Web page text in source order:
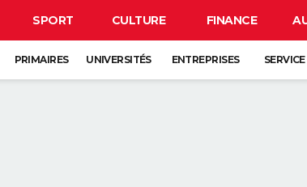
SPORT CULTURE FINANCE
PRIMAIRES UNIVERSITÉS ENTREPRISES